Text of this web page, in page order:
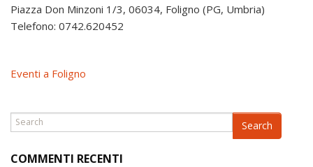
Piazza Don Minzoni 1/3, 06034, Foligno (PG, Umbria)
Telefono: 0742.620452
Eventi a Foligno
Search
COMMENTI RECENTI